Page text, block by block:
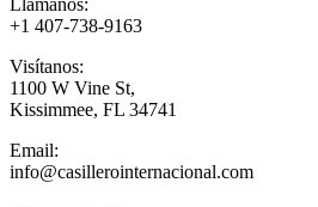
Llámanos:
+1 407-738-9163
Visítanos:
1100 W Vine St,
Kissimmee, FL 34741
Email:
info@casillerointernacional.com